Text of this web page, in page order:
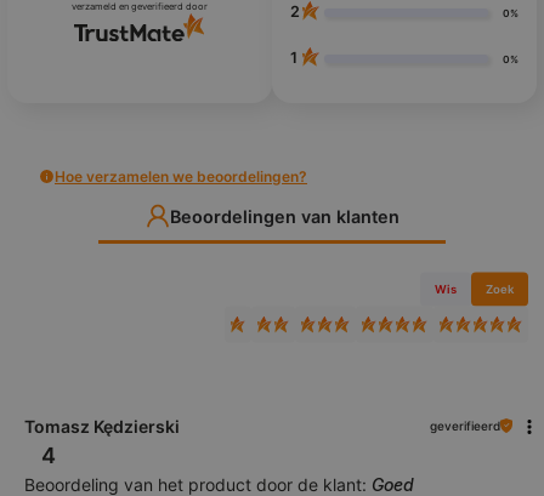
verzameld en geverifieerd door 2 0%
1 0%
Hoe verzamelen we beoordelingen?
Beoordelingen van klanten
Wis Zoek
Tomasz Kędzierski geverifieerd
4
Beoordeling van het product door de klant: Goed